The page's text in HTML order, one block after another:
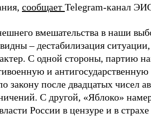
сообщает Telegram-канал
вмешательства в наши
– дестабилизация
С одной стороны, партию
и антигосударственную
после двадцатых чисел
С другой, «Яблоко»
России в цензуре и в